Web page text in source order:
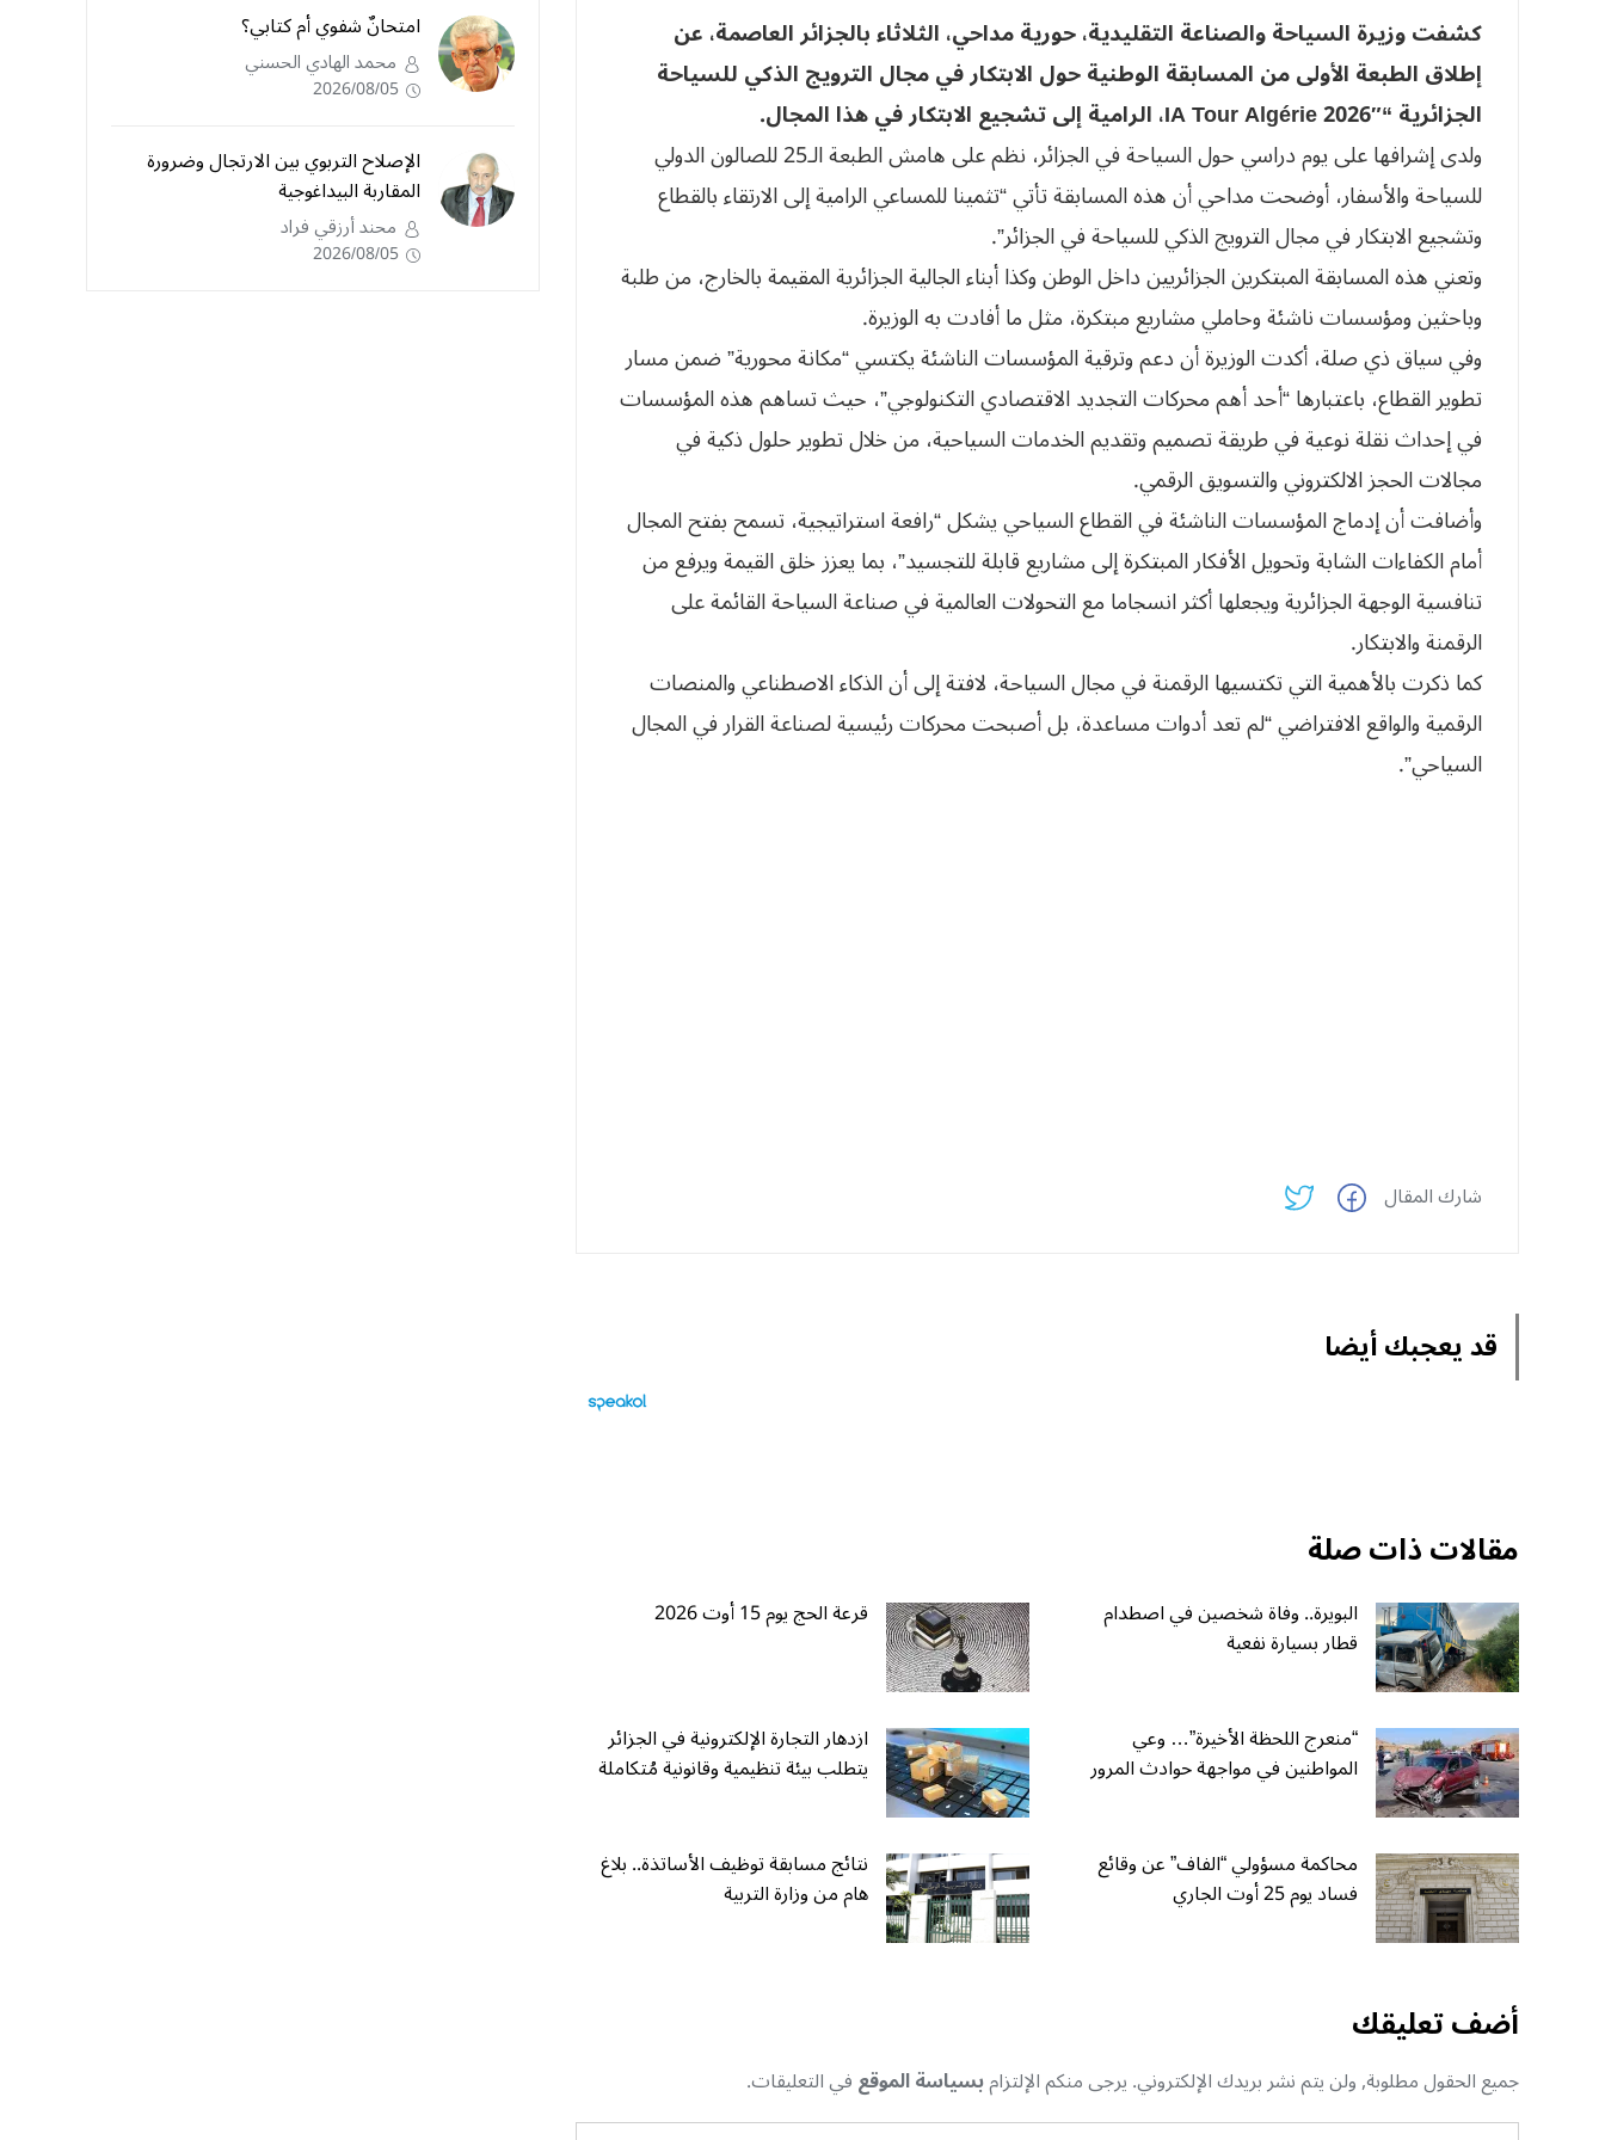
كشفت وزيرة السياحة والصناعة التقليدية، حورية مداحي، الثلاثاء بالجزائر العاصمة، عن
إطلاق الطبعة الأولى من المسابقة الوطنية حول الابتكار في مجال الترويج الذكي للسياحة
الجزائرية “IA Tour Algérie 2026″، الرامية إلى تشجيع الابتكار في هذا المجال.
ولدى إشرافها على يوم دراسي حول السياحة في الجزائر، نظم على هامش الطبعة الـ25 للصالون الدولي
للسياحة والأسفار، أوضحت مداحي أن هذه المسابقة تأتي “تثمينا للمساعي الرامية إلى الارتقاء بالقطاع
وتشجيع الابتكار في مجال الترويج الذكي للسياحة في الجزائر”.
وتعني هذه المسابقة المبتكرين الجزائريين داخل الوطن وكذا أبناء الجالية الجزائرية المقيمة بالخارج، من طلبة
وباحثين ومؤسسات ناشئة وحاملي مشاريع مبتكرة، مثل ما أفادت به الوزيرة.
وفي سياق ذي صلة، أكدت الوزيرة أن دعم وترقية المؤسسات الناشئة يكتسي “مكانة محورية” ضمن مسار
تطوير القطاع، باعتبارها “أحد أهم محركات التجديد الاقتصادي التكنولوجي”، حيث تساهم هذه المؤسسات
في إحداث نقلة نوعية في طريقة تصميم وتقديم الخدمات السياحية، من خلال تطوير حلول ذكية في
مجالات الحجز الالكتروني والتسويق الرقمي.
وأضافت أن إدماج المؤسسات الناشئة في القطاع السياحي يشكل “رافعة استراتيجية، تسمح بفتح المجال
أمام الكفاءات الشابة وتحويل الأفكار المبتكرة إلى مشاريع قابلة للتجسيد”، بما يعزز خلق القيمة ويرفع من
تنافسية الوجهة الجزائرية ويجعلها أكثر انسجاما مع التحولات العالمية في صناعة السياحة القائمة على
الرقمنة والابتكار.
كما ذكرت بالأهمية التي تكتسيها الرقمنة في مجال السياحة، لافتة إلى أن الذكاء الاصطناعي والمنصات
الرقمية والواقع الافتراضي “لم تعد أدوات مساعدة، بل أصبحت محركات رئيسية لصناعة القرار في المجال
السياحي”.
شارك المقال
قد يعجبك أيضا
مقالات ذات صلة
البويرة.. وفاة شخصين في اصطدام
قطار بسيارة نفعية
قرعة الحج يوم 15 أوت 2026
“منعرج اللحظة الأخيرة”… وعي
المواطنين في مواجهة حوادث المرور
ازدهار التجارة الإلكترونية في الجزائر
يتطلب بيئة تنظيمية وقانونية مُتكاملة
محاكمة مسؤولي “الفاف” عن وقائع
فساد يوم 25 أوت الجاري
نتائج مسابقة توظيف الأساتذة.. بلاغ
هام من وزارة التربية
أضف تعليقك
جميع الحقول مطلوبة, ولن يتم نشر بريدك الإلكتروني. يرجى منكم الإلتزامبسياسة الموقعفي التعليقات.
امتحانٌ شفوي أم كتابي؟
محمد الهادي الحسني
2026/08/05
الإصلاح التربوي بين الارتجال وضرورة
المقاربة البيداغوجية
محند أرزقي فراد
2026/08/05